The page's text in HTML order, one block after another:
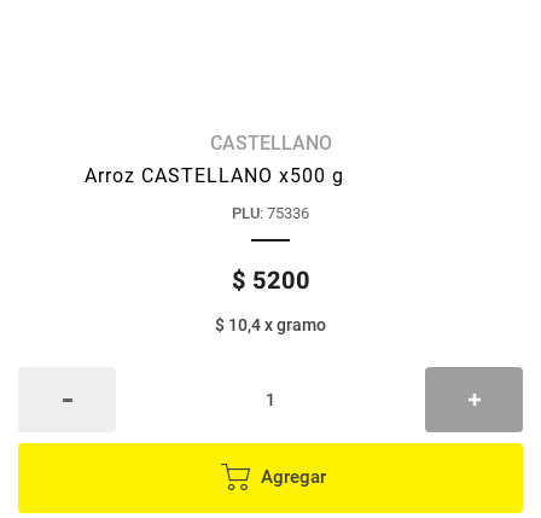
CASTELLANO
Arroz CASTELLANO x500 g
PLU: 75336
$ 5200
$ 10,4xgramo
Agregar